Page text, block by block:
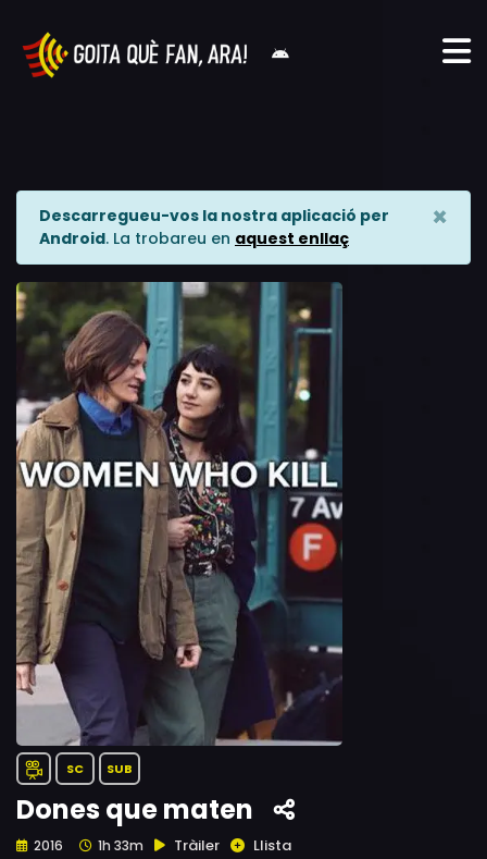
Descarregueu-vos la nostra aplicació per
Android. La trobareu en aquest enllaç
×
SC SUB
Dones que maten
2016 1h 33m Tràiler Llista